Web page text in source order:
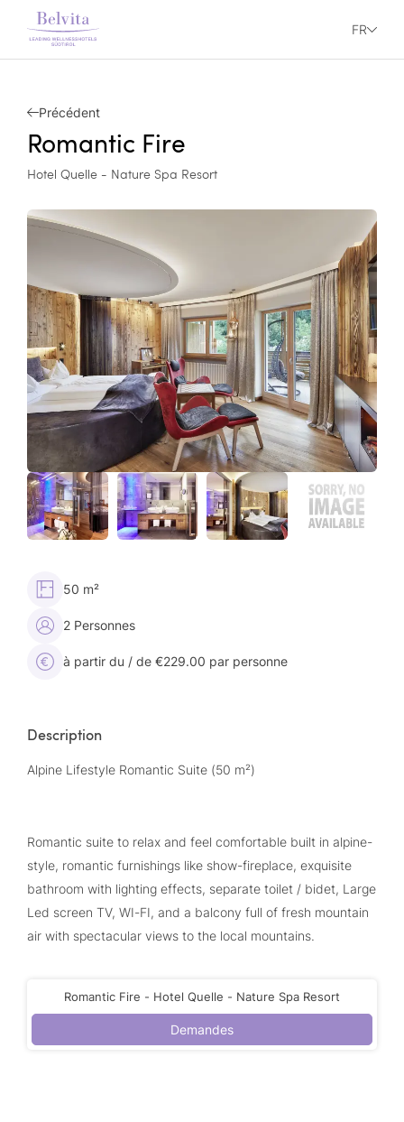
FR
Précédent
Romantic Fire
Hotel Quelle - Nature Spa Resort
50 m²
2 Personnes
à partir du / de €229.00 par personne
Description
Alpine Lifestyle Romantic Suite (50 m²)
Romantic suite to relax and feel comfortable built in alpine-
style, romantic furnishings like show-fireplace, exquisite
bathroom with lighting effects, separate toilet / bidet, Large
Led screen TV, WI-FI, and a balcony full of fresh mountain
air with spectacular views to the local mountains.
Romantic Fire - Hotel Quelle - Nature Spa Resort
Demandes